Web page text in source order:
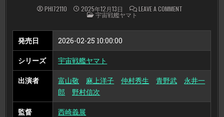
PHI72110 2025年12月13日 LEAVE A COMMENTON
COLLECTION
戦
新
た
旅
POSTED
IN
宇宙戦艦ヤマト
発売日 2026-02-25 10:00:00
シリーズ 宇宙戦艦ヤマト
出演者 富山敬 麻上洋子 仲村秀生 青野武
永井一
郎
野村信次
監督 西崎義展